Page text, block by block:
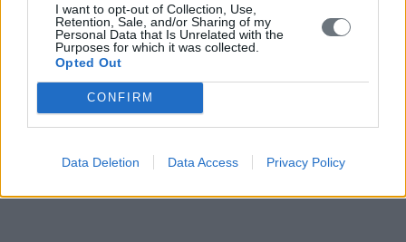
I want to opt-out of Collection, Use,
Retention, Sale, and/or Sharing of my
Personal Data that Is Unrelated with the
Purposes for which it was collected.
Opted Out
CONFIRM
Data Deletion Data Access Privacy Policy